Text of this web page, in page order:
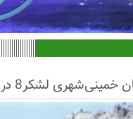
مصاحبۀ رزمندگان خمینی‌شهری لشکر8 در